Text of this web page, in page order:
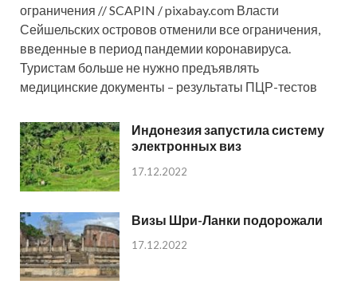
ограничения // SCAPIN / pixabay.com Власти
Сейшельских островов отменили все ограничения,
введенные в период пандемии коронавируса.
Туристам больше не нужно предъявлять
медицинские документы – результаты ПЦР-тестов
Индонезия запустила систему
электронных виз
17.12.2022
Визы Шри-Ланки подорожали
17.12.2022